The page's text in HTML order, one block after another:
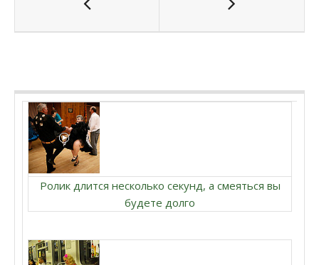
Ролик длится несколько секунд, а смеяться вы
будете долго